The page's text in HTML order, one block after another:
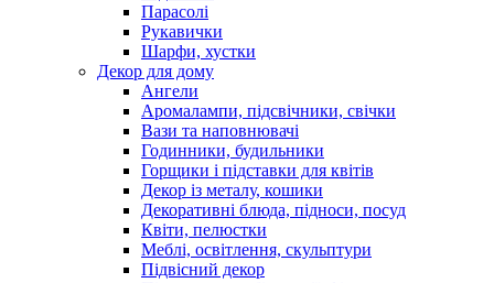
Парасолі
Рукавички
Шарфи, хустки
Декор для дому
Ангели
Аромалампи, підсвічники, свічки
Вази та наповнювачі
Годинники, будильники
Горщики і підставки для квітів
Декор із металу, кошики
Декоративні блюда, підноси, посуд
Квіти, пелюстки
Меблі, освітлення, скульптури
Підвісний декор